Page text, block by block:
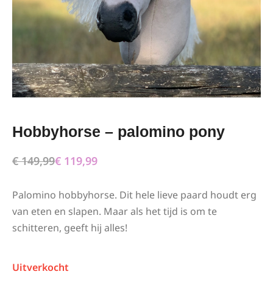
Hobbyhorse – palomino pony
€149,99€ 119,99
Palomino hobbyhorse. Dit hele lieve paard houdt erg
van eten en slapen. Maar als het tijd is om te
schitteren, geeft hij alles!
Uitverkocht